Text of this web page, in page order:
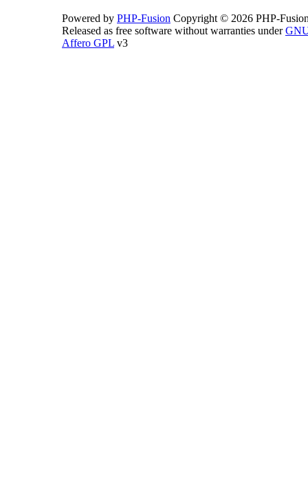
Powered by PHP-Fusion Copyright © 2026 PHP-
Released as free software without warranties under
Affero GPL v3